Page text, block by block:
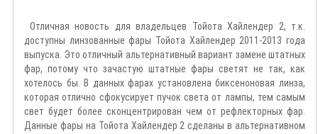
Отличная новость для владельцев Тойота Хайлендер 2, т.к.
доступны линзованные фары Тойота Хайлендер 2011-2013 года
выпуска. Это отличный альтернативный вариант замене штатных
фар, потому что зачастую штатные фары светят не так, как
хотелось бы. В данных фарах установлена биксеноновая линза,
которая отлично сфокусирует пучок света от лампы, тем самым
свет будет более сконцентрирован чем от рефлекторных фар.
Данные фары на Тойота Хайлендер 2 сделаны в альтернативном